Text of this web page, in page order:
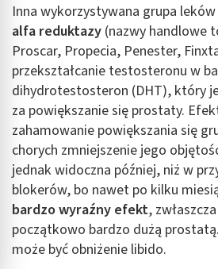
Inna wykorzystywana grupa
alfa reduktazy (nazwy handlowe
Proscar, Propecia, Penester,
przekształcanie testosteronu w
dihydrotestosteron (DHT), który
za powiększanie się prostaty.
zahamowanie powiększania się
chorych zmniejszenie jego
jednak widoczna później, niż w
blokerów, bo nawet po kilku
bardzo wyraźny efekt,
początkowo bardzo dużą
może być obniżenie libido.